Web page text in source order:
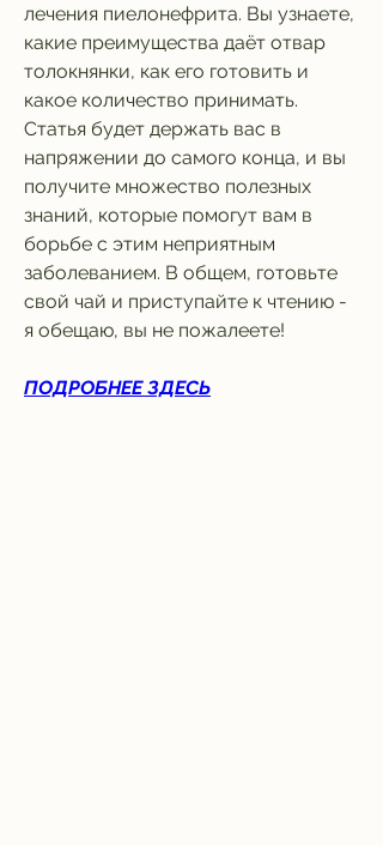
лечения пиелонефрита. Вы узнаете,
какие преимущества даёт отвар
толокнянки, как его готовить и
какое количество принимать.
Статья будет держать вас в
напряжении до самого конца, и вы
получите множество полезных
знаний, которые помогут вам в
борьбе с этим неприятным
заболеванием. В общем, готовьте
свой чай и приступайте к чтению -
я обещаю, вы не пожалеете!
ПОДРОБНЕЕ ЗДЕСЬ